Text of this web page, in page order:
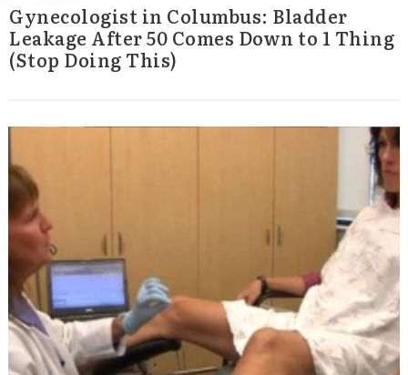
Gynecologist in Columbus: Bladder
Leakage After 50 Comes Down to 1 Thing
(Stop Doing This)